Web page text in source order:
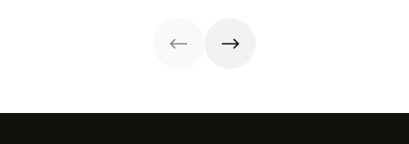
時代の最新トレン
査データとともに
ージをひっくり返
ップをご紹介しま